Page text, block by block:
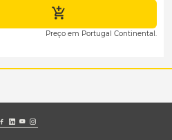
Preço em Portugal Continental.